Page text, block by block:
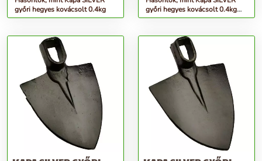
győri hegyes kovácsolt 0.4kg
győri hegyes kovácsolt 0.4kg
NYELEZETT